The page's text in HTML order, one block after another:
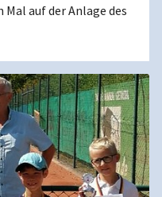
auf der Anlage des